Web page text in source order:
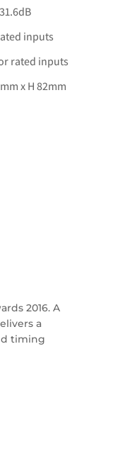
inputs
rated inputs
x H 82mm
2016. A
a
timing